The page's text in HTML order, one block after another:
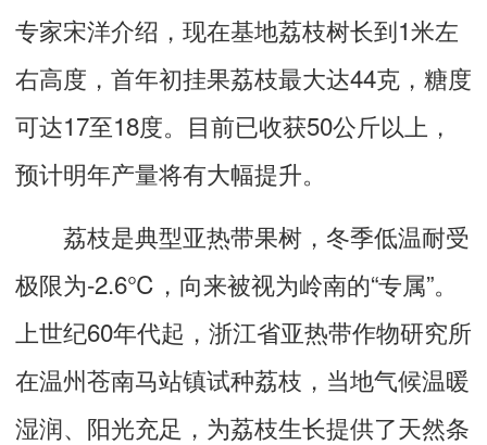
专家宋洋介绍，现在基地荔枝树长到1米左
右高度，首年初挂果荔枝最大达44克，糖度
可达17至18度。目前已收获50公斤以上，
预计明年产量将有大幅提升。
荔枝是典型亚热带果树，冬季低温耐受
极限为-2.6℃，向来被视为岭南的“专属”。
上世纪60年代起，浙江省亚热带作物研究所
在温州苍南马站镇试种荔枝，当地气候温暖
湿润、阳光充足，为荔枝生长提供了天然条